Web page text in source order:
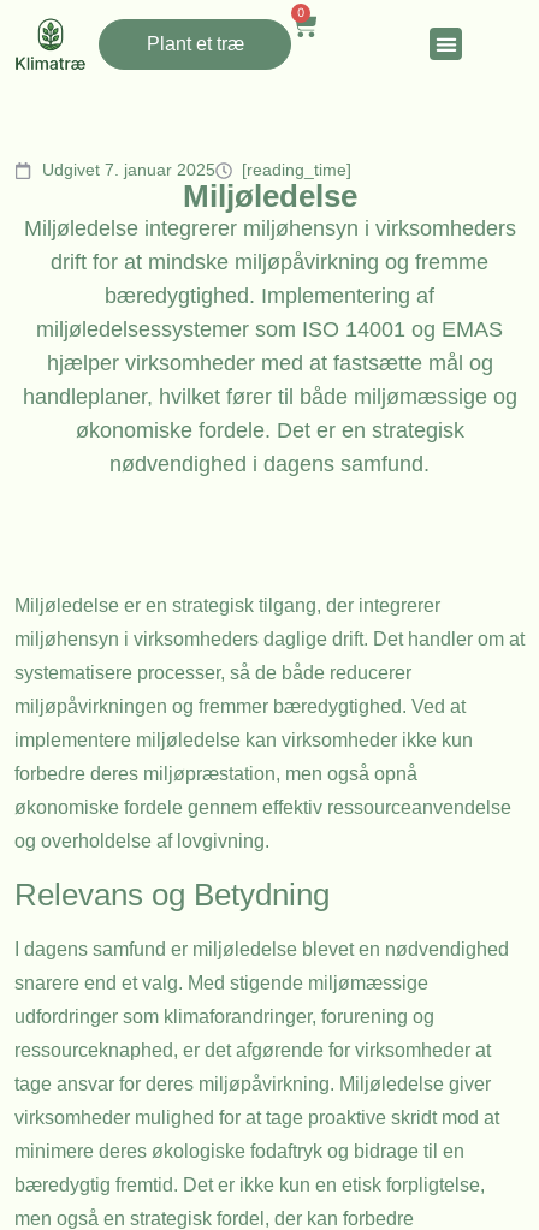
Plant et træ
0
Udgivet 7. januar 2025 [reading_time]
Miljøledelse
Miljøledelse integrerer miljøhensyn i virksomheders
drift for at mindske miljøpåvirkning og fremme
bæredygtighed. Implementering af
miljøledelsessystemer som ISO 14001 og EMAS
hjælper virksomheder med at fastsætte mål og
handleplaner, hvilket fører til både miljømæssige og
økonomiske fordele. Det er en strategisk
nødvendighed i dagens samfund.
Miljøledelse er en strategisk tilgang, der integrerer
miljøhensyn i virksomheders daglige drift. Det handler om at
systematisere processer, så de både reducerer
miljøpåvirkningen og fremmer bæredygtighed. Ved at
implementere miljøledelse kan virksomheder ikke kun
forbedre deres miljøpræstation, men også opnå
økonomiske fordele gennem effektiv ressourceanvendelse
og overholdelse af lovgivning.
Relevans og Betydning
I dagens samfund er miljøledelse blevet en nødvendighed
snarere end et valg. Med stigende miljømæssige
udfordringer som klimaforandringer, forurening og
ressourceknaphed, er det afgørende for virksomheder at
tage ansvar for deres miljøpåvirkning. Miljøledelse giver
virksomheder mulighed for at tage proaktive skridt mod at
minimere deres økologiske fodaftryk og bidrage til en
bæredygtig fremtid. Det er ikke kun en etisk forpligtelse,
men også en strategisk fordel, der kan forbedre